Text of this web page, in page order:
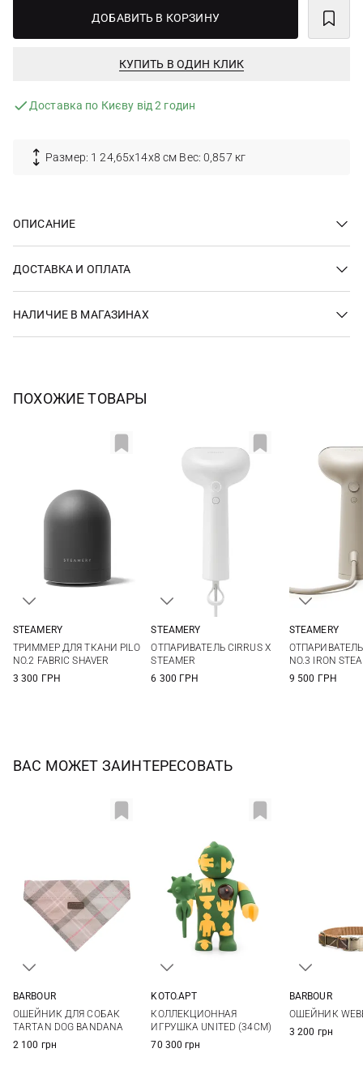
ДОБАВИТЬ В КОРЗИНУ
КУПИТЬ В ОДИН КЛИК
Доставка по Києву від 2 годин
Размер: 1 24,65x14x8 см Вес: 0,857 кг
ОПИСАНИЕ
ДОСТАВКА И ОПЛАТА
НАЛИЧИЕ В МАГАЗИНАХ
ПОХОЖИЕ ТОВАРЫ
STEAMERY
ТРИММЕР ДЛЯ ТКАНИ PILO
NO.2 FABRIC SHAVER
3 300 ГРН
STEAMERY
ОТПАРИВАТЕЛЬ CIRRUS X
STEAMER
6 300 ГРН
STEAMERY
ОТПАРИВАТЕЛЬ
NO.3 IRON
9 500 ГРН
ВАС МОЖЕТ ЗАИНТЕРЕСОВАТЬ
BARBOUR
ОШЕЙНИК ДЛЯ СОБАК
TARTAN DOG BANDANA
2 100 грн
KOTO.APT
КОЛЛЕКЦИОННАЯ
ИГРУШКА UNITED (34СМ)
70 300 грн
BARBOUR
ОШЕЙНИК
3 200 грн